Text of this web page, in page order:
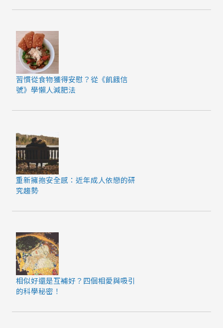
習慣從食物獲得安慰？從《飢餓信
號》學懶人減肥法
重新擁抱安全感：近年成人依戀的研
究趨勢
相似好還是互補好？四個相愛與吸引
的科學秘密！